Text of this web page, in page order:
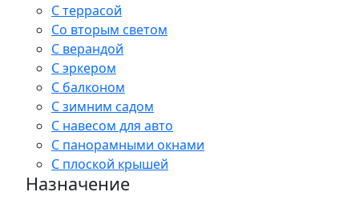
С террасой
Со вторым светом
С верандой
С эркером
С балконом
С зимним садом
С навесом для авто
С панорамными окнами
С плоской крышей
Назначение